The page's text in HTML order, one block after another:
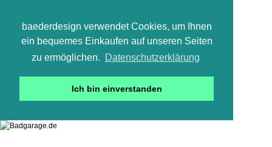
baederdesign verwendet Cookies, um Ihnen
ein bequemes Einkaufen auf unseren Seiten
zu ermöglichen.
Datenschutzerklärung
Ich bin einverstanden